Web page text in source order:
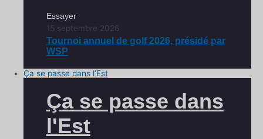
Essayer
15 septembre 2026
Tournoi annuel de golf 2026, présidé par
WSP
Ça se passe dans l’Est
Ça se passe dans
l'Est